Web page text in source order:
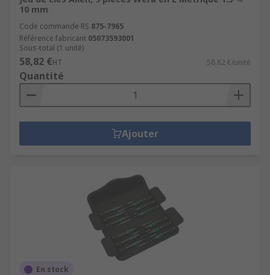
10 mm
Code commande RS 875-7965
Référence fabricant 05073593001
Sous-total (1 unité)
58,82 €HT 58,82 €/unité
Quantité
Ajouter
En stock